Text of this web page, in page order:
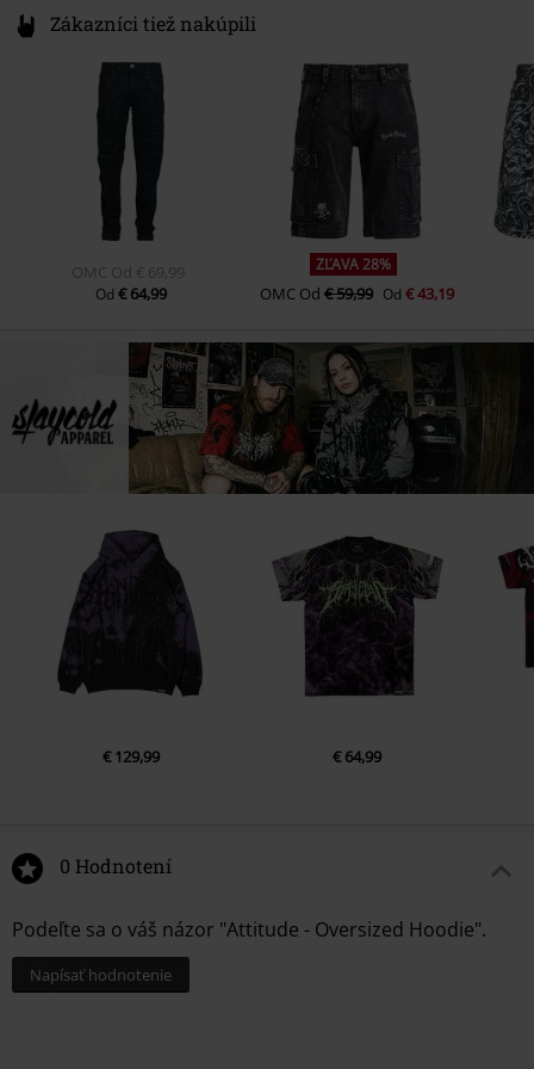
Zákazníci tiež nakúpili
OMC Od € 69,99
Od € 64,99
ZĽAVA 28%
OMC Od € 59,99 Od € 43,19
€ 129,99 € 64,99
0 Hodnotení
Podeľte sa o váš názor "Attitude - Oversized Hoodie".
Napísať hodnotenie